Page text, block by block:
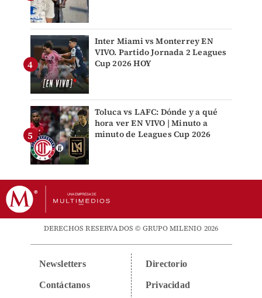
Inter Miami vs Monterrey EN
VIVO. Partido Jornada 2 Leagues
Cup 2026 HOY
Toluca vs LAFC: Dónde y a qué
hora ver EN VIVO | Minuto a
minuto de Leagues Cup 2026
DERECHOS RESERVADOS © GRUPO MILENIO 2026
Newsletters
Contáctanos
Directorio
Privacidad